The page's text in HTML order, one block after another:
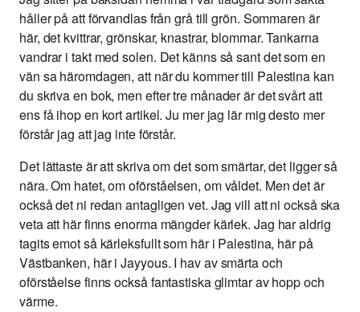
håller på att förvandlas från grå till grön. Sommaren är
här, det kvittrar, grönskar, knastrar, blommar. Tankarna
vandrar i takt med solen. Det känns så sant det som en
vän sa häromdagen, att när du kommer till Palestina kan
du skriva en bok, men efter tre månader är det svårt att
ens få ihop en kort artikel. Ju mer jag lär mig desto mer
förstår jag att jag inte förstår.
Det lättaste är att skriva om det som smärtar, det ligger så
nära. Om hatet, om oförståelsen, om våldet. Men det är
också det ni redan antagligen vet. Jag vill att ni också ska
veta att här finns enorma mängder kärlek. Jag har aldrig
tagits emot så kärleksfullt som här i Palestina, här på
Västbanken, här i Jayyous. I hav av smärta och
oförståelse finns också fantastiska glimtar av hopp och
värme.